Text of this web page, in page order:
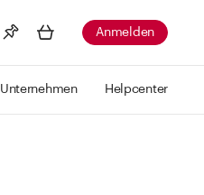
Mehr anzeigen
Anmelden
Unternehmen Helpcenter